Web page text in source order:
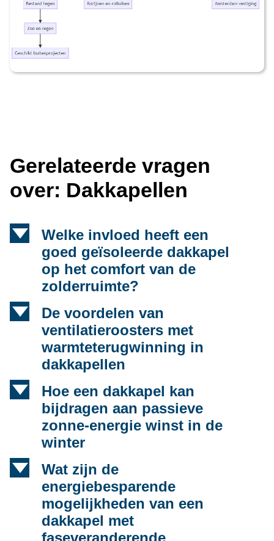
Gerelateerde vragen
over: Dakkapellen
d
Welke invloed heeft een
goed geïsoleerde dakkapel
op het comfort van de
zolderruimte?
d
De voordelen van
ventilatieroosters met
warmteterugwinning in
dakkapellen
d
Hoe een dakkapel kan
bijdragen aan passieve
zonne-energie winst in de
winter
d
Wat zijn de
energiebesparende
mogelijkheden van een
dakkapel met
faseveranderende